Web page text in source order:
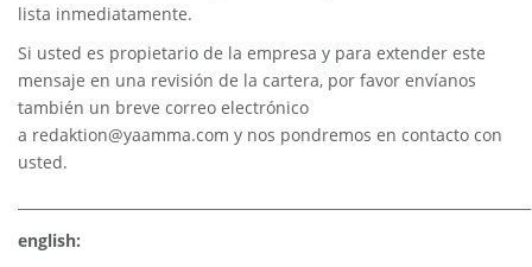
lista inmediatamente.
Si usted es propietario de la empresa y para extender este
mensaje en una revisión de la cartera, por favor envíanos
también un breve correo electrónico
a redaktion@yaamma.com y nos pondremos en contacto con
usted.
english: